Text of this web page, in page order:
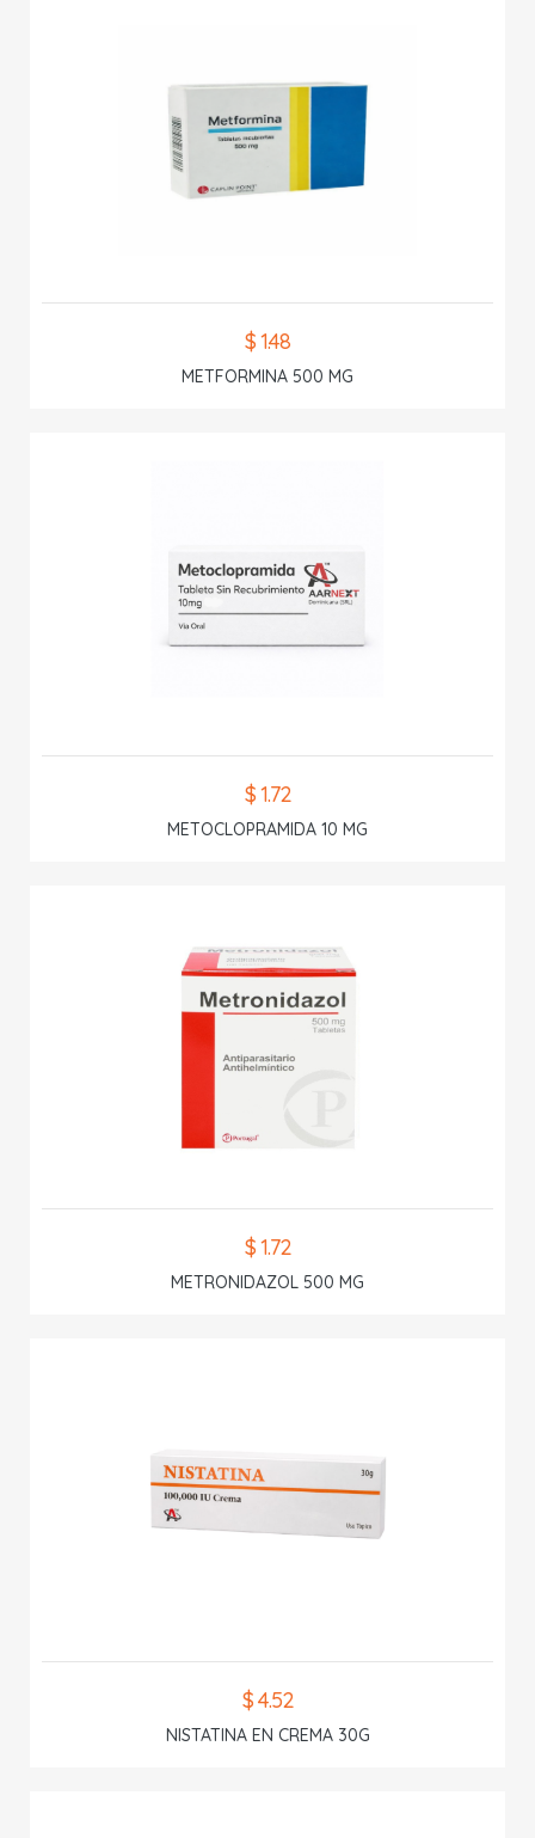
$ 1.48
METFORMINA 500 MG
$ 1.72
METOCLOPRAMIDA 10 MG
$ 1.72
METRONIDAZOL 500 MG
$ 4.52
NISTATINA EN CREMA 30G